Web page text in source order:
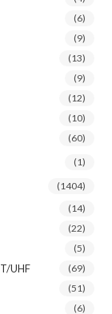
(6)
(9)
(13)
(9)
(12)
(10)
(60)
(1)
(1404)
(14)
(22)
(5)
UHF (69)
(51)
(6)